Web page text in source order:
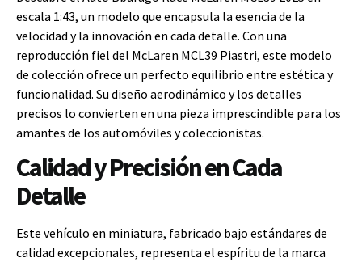
escala 1:43, un modelo que encapsula la esencia de la
velocidad y la innovación en cada detalle. Con una
reproducción fiel del McLaren MCL39 Piastri, este modelo
de colección ofrece un perfecto equilibrio entre estética y
funcionalidad. Su diseño aerodinámico y los detalles
precisos lo convierten en una pieza imprescindible para los
amantes de los automóviles y coleccionistas.
Calidad y Precisión en Cada
Detalle
Este vehículo en miniatura, fabricado bajo estándares de
calidad excepcionales, representa el espíritu de la marca